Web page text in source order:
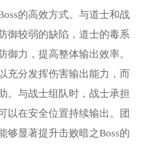
的高效方式。与道士和战
御较弱的缺陷，道士的毒系
御力，提高整体输出效率。
充分发挥伤害输出能力，而
。与战士组队时，战士承担
以在安全位置持续输出。团
够显著提升击败暗之Boss的